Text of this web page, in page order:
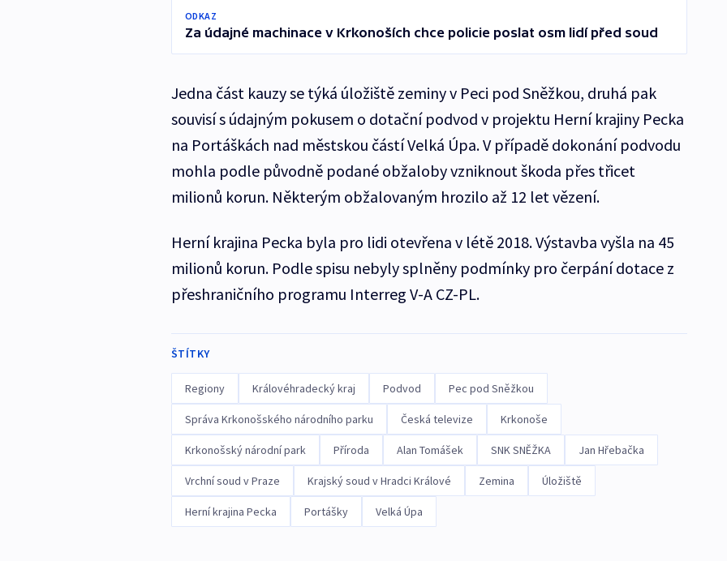
ODKAZ
Za údajné machinace v Krkonoších chce policie poslat osm lidí před soud
Jedna část kauzy se týká úložiště zeminy v Peci pod Sněžkou, druhá pak
souvisí s údajným pokusem o dotační podvod v projektu Herní krajiny Pecka
na Portáškách nad městskou částí Velká Úpa. V případě dokonání podvodu
mohla podle původně podané obžaloby vzniknout škoda přes třicet
milionů korun. Některým obžalovaným hrozilo až 12 let vězení.
Herní krajina Pecka byla pro lidi otevřena v létě 2018. Výstavba vyšla na 45
milionů korun. Podle spisu nebyly splněny podmínky pro čerpání dotace z
přeshraničního programu Interreg V-A CZ-PL.
ŠTÍTKY
Regiony Královéhradecký kraj Podvod Pec pod Sněžkou
Správa Krkonošského národního parku Česká televize Krkonoše
Krkonošský národní park Příroda Alan Tomášek SNK SNĚŽKA Jan Hřebačka
Vrchní soud v Praze Krajský soud v Hradci Králové Zemina Úložiště
Herní krajina Pecka Portášky Velká Úpa